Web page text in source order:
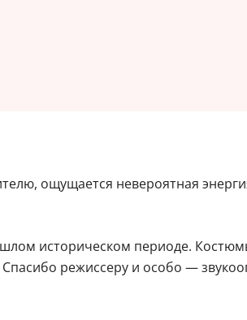
ощущается невероятная
историческом периоде.
режиссеру и особо —